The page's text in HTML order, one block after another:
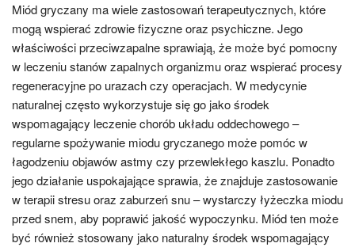
Miód gryczany ma wiele zastosowań terapeutycznych, które
mogą wspierać zdrowie fizyczne oraz psychiczne. Jego
właściwości przeciwzapalne sprawiają, że może być pomocny
w leczeniu stanów zapalnych organizmu oraz wspierać procesy
regeneracyjne po urazach czy operacjach. W medycynie
naturalnej często wykorzystuje się go jako środek
wspomagający leczenie chorób układu oddechowego –
regularne spożywanie miodu gryczanego może pomóc w
łagodzeniu objawów astmy czy przewlekłego kaszlu. Ponadto
jego działanie uspokajające sprawia, że znajduje zastosowanie
w terapii stresu oraz zaburzeń snu – wystarczy łyżeczka miodu
przed snem, aby poprawić jakość wypoczynku. Miód ten może
być również stosowany jako naturalny środek wspomagający